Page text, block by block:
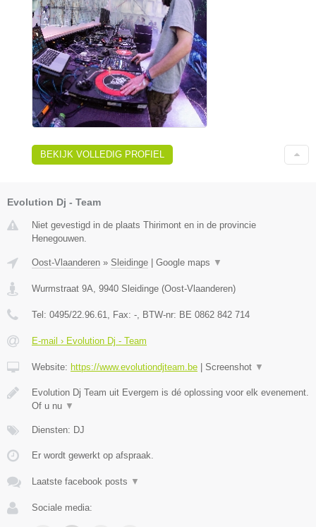
BEKIJK VOLLEDIG PROFIEL
Evolution Dj - Team
Niet gevestigd in de plaats Thirimont en in de provincie
Henegouwen.
Oost-Vlaanderen » Sleidinge Google maps ▼
Wurmstraat 9A 9940 Sleidinge (Oost-Vlaanderen)
Tel: 0495/22.96.61 , Fax: - , BTW-nr: BE 0862 842 714
E-mail › Evolution Dj - Team
Website: https://www.evolutiondjteam.be Screenshot ▼
Evolution Dj Team uit Evergem is dé oplossing voor elk evenement.
Of u nu ▼
Diensten: DJ
Er wordt gewerkt op afspraak.
Laatste facebook posts ▼
Sociale media: